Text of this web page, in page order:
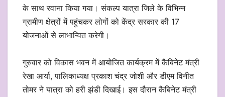
के साथ रवाना किया गया। संकल्प यात्रा जिले के विभिन्न
ग्रामीण क्षेत्रों में पहुंचकर लोगों को केंद्र सरकार की 17
योजनाओं से लाभान्वित करेगी।
गुरुवार को विकास भवन में आयोजित कार्यक्रम में कैबिनेट मंत्री
रेखा आर्या, पालिकाध्यक्ष प्रकाश चंद्र जोशी और डीएम विनीत
तोमर ने यात्रा को हरी झंडी दिखाई। इस दौरान कैबिनेट मंत्री